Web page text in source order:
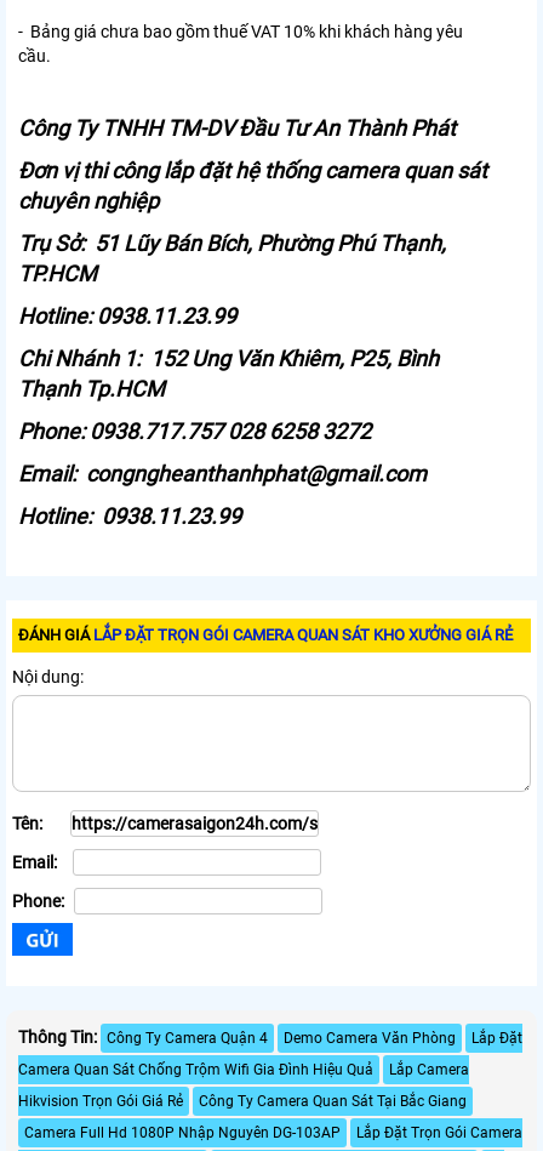
- Bảng giá chưa bao gồm thuế VAT 10% khi khách hàng yêu
cầu.
Công Ty TNHH TM-DV Đầu Tư An Thành Phát
Đơn vị thi công lắp đặt hệ thống camera quan sát
chuyên nghiệp
Trụ Sở: 51 Lũy Bán Bích, Phường Phú Thạnh,
TP.HCM
Hotline: 0938.11.23.99
Chi Nhánh 1: 152 Ung Văn Khiêm, P25, Bình
Thạnh Tp.HCM
Phone: 0938.717.757 028 6258 3272
Email: congngheanthanhphat@gmail.com
Hotline: 0938.11.23.99
ĐÁNH GIÁ LẮP ĐẶT TRỌN GÓI CAMERA QUAN SÁT KHO XƯỞNG GIÁ RẺ
Nội dung:
Tên:
Email:
Phone:
Thông Tin: Công Ty Camera Quận 4 Demo Camera Văn Phòng
Lắp Đặt
Camera Quan Sát Chống Trộm Wifi Gia Đình Hiệu Quả
Lắp Camera
Hikvision Trọn Gói Giá Rẻ
Công Ty Camera Quan Sát Tại Bắc Giang
Camera Full Hd 1080P Nhập Nguyên DG-103AP
Lắp Đặt Trọn Gói Camera